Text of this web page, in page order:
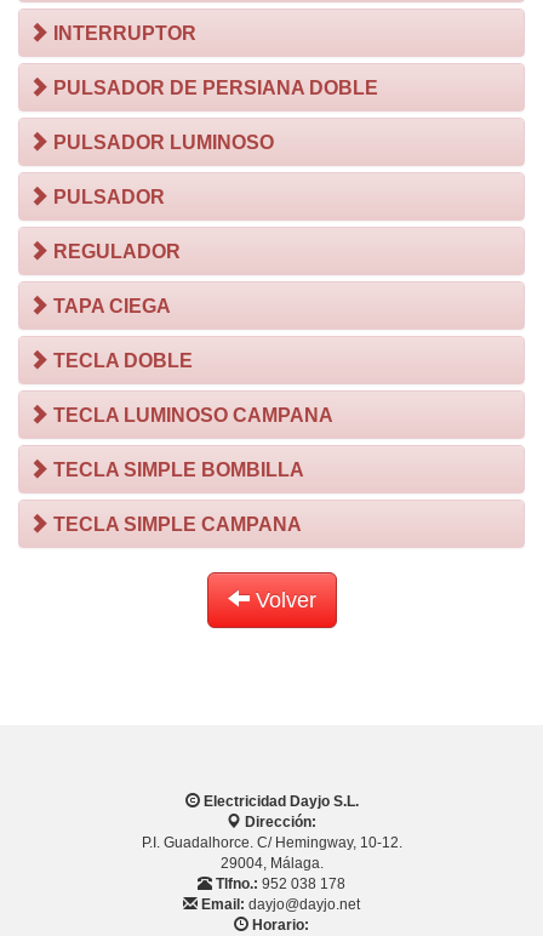
INTERRUPTOR
PULSADOR DE PERSIANA DOBLE
PULSADOR LUMINOSO
PULSADOR
REGULADOR
TAPA CIEGA
TECLA DOBLE
TECLA LUMINOSO CAMPANA
TECLA SIMPLE BOMBILLA
TECLA SIMPLE CAMPANA
Volver
Electricidad Dayjo S.L.
Dirección:
P.I. Guadalhorce. C/ Hemingway, 10-12.
29004, Málaga.
Tlfno.: 952 038 178
Email: dayjo@dayjo.net
Horario: